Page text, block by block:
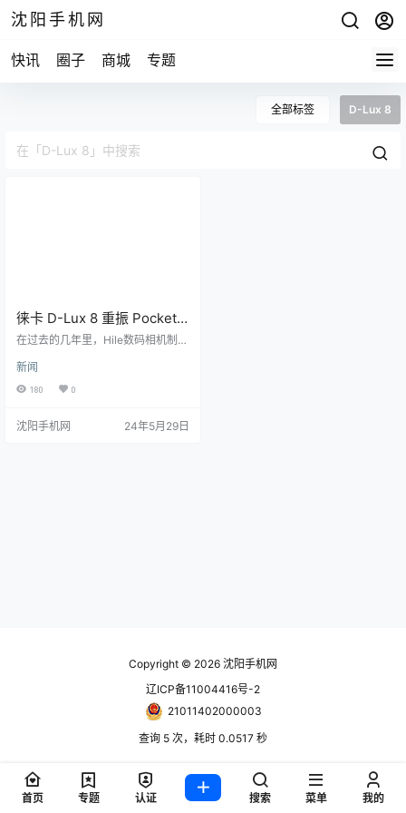
沈阳手机网
快讯 圈子 商城 专题
全部标签 D-Lux 8
徕卡 D-Lux 8 重振 Pocket
Compact 系列
在过去的几年里，Hile数码相机制造
紧凑型相机似乎正在回归。我们已
经看到最近发布的固定镜头，如富
态，因此显然需要适合口袋的高品
新闻
180 0
沈阳手机网 24年5月29日
Copyright © 2026 沈阳手机网
辽ICP备11004416号-2
21011402000003
查询 5 次，耗时 0.0517 秒
首页 专题 认证 搜索 菜单 我的